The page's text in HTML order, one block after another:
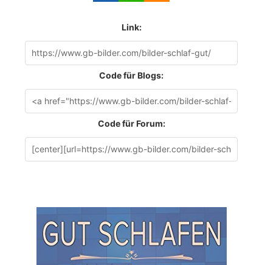
Link:
Code für Blogs:
Code für Forum: